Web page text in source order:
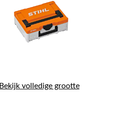
Bekijk volledige grootte